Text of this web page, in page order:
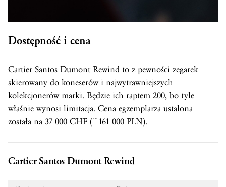
Dostępność i cena
Cartier Santos Dumont Rewind to z pewności zegarek
skierowany do koneserów i najwytrawniejszych
kolekcjonerów marki. Będzie ich raptem 200, bo tyle
właśnie wynosi limitacja. Cena egzemplarza ustalona
została na 37 000 CHF (~161 000 PLN).
Cartier Santos Dumont Rewind